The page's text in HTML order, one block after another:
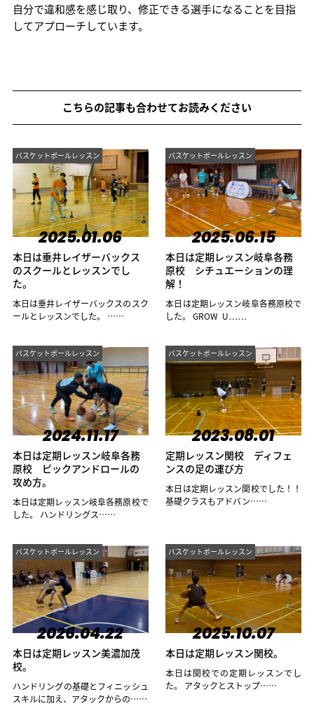
自分で違和感を感じ取り、修正できる選手になることを目指
してアプローチしています。
こちらの記事も合わせてお読みください
バスケットボールレッスン
2025.01.06
本日は垂井レイザーバックス
のスクールとレッスンでし
た。
本日は垂井レイザーバックスのスク
ールとレッスンでした。 ……
バスケットボールレッスン
2025.06.15
本日は定期レッスン岐阜各務
原校 シチュエーションの理
解！
本日は定期レッスン岐阜各務原校で
した。 GROW U……
バスケットボールレッスン
2024.11.17
本日は定期レッスン岐阜各務
原校 ピックアンドロールの
攻め方。
本日は定期レッスン岐阜各務原校で
した。 ハンドリングス……
バスケットボールレッスン
2023.08.01
定期レッスン関校 ディフェ
ンスの足の運び方
本日は定期レッスン関校でした！！
基礎クラスもアドバン……
バスケットボールレッスン
2026.04.22
本日は定期レッスン美濃加茂
校。
ハンドリングの基礎とフィニッシュ
スキルに加え、アタックからの……
バスケットボールレッスン
2025.10.07
本日は定期レッスン関校。
本日は関校での定期レッスンでし
た。 アタックとストップ……